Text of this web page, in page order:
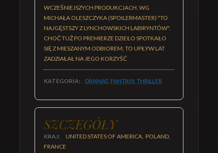
WCZEŚNIEJSZYCH PRODUKCJACH. WG
MICHAŁA OLESZCZYKA (SPOILERMASTER) "TO
NAJGĘSTSZY Z LYNCHOWSKICH LABIRYNTÓW".
CHOĆ TUŻ PO PREMIERZE DZIEŁO SPOTKAŁO
SIĘ Z MIESZANYM ODBIOREM, TO UPŁYW LAT
ZADZIAŁAŁ NA JEGO KORZYŚĆ
KATEGORIA: DRAMAT, FANTASY, THRILLER
SZCZEGÓŁY
KRAJ:
UNITED STATES OF AMERICA, POLAND,
FRANCE